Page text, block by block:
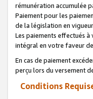
rémunération accumulée
Paiement pour les
de la législation en
Les paiements effectués
intégral en votre faveur
En cas de paiement
perçu lors du versement
Conditions